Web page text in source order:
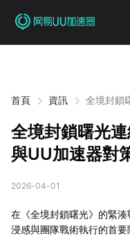
首頁 資訊
全境封鎖
全境封鎖曙光
與UU加速器對
2026-04-01
在《全境封鎖曙光》的緊
浸感與團隊戰術執行的首